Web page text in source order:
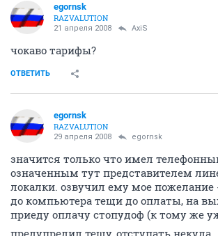
egornsk
RAZVALUTION
21 апреля 2008 AxiS
чокаво тарифы?
ОТВЕТИТЬ
egornsk
RAZVALUTION
29 апреля 2008 egornsk
значится только что имел
означенным тут представителем
локалки. озвучил ему мое
до компьютера тещи до оплаты, на
приеду оплачу стопудоф (к тому же
предупредил тещу, отступать некуда